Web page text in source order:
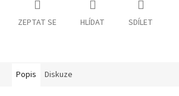
ZEPTAT SE HLÍDAT SDÍLET
Popis Diskuze